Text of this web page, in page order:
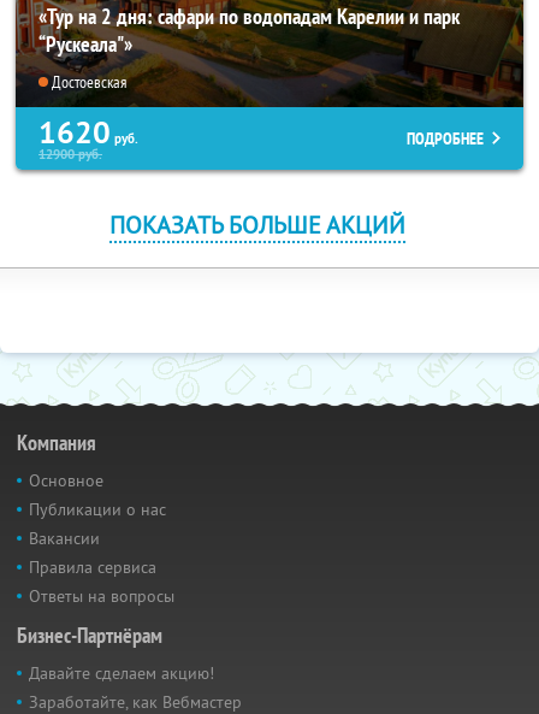
«Тур на 2 дня: сафари по водопадам Карелии и парк
“Рускеала"»
Достоевская
1620 руб.
12900руб.
ПОДРОБНЕЕ
ПОКАЗАТЬ БОЛЬШЕ АКЦИЙ
Компания
Основное
Публикации о нас
Вакансии
Правила сервиса
Ответы на вопросы
Бизнес-Партнёрам
Давайте сделаем акцию!
Заработайте, как Вебмастер